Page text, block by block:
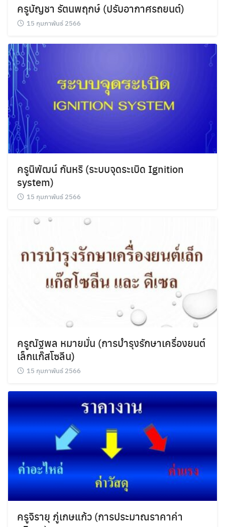
Search
for:
ครูบัญชา รัตนพฤกษ์ (ปรับอากาศรถยนต์)
15 กุมภาพันธ์ 2566
ครูนิพัฒน์ กันหริ (ระบบจุดระเบิด Ignition
system)
15 กุมภาพันธ์ 2566
ครูณัฐพล หมายมั่น (การบำรุงรักษาเครื่องยนต์
เล็กแก๊สโซลีน)
15 กุมภาพันธ์ 2566
ครูจิรายุ ภู่เกษแก้ว (การประมาณราคาค่า